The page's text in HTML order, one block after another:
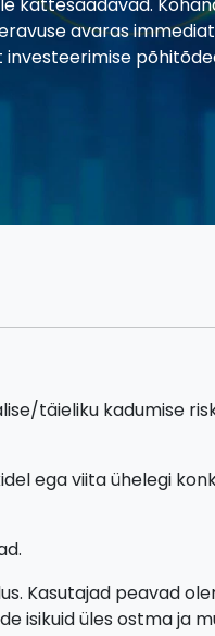
avaras
täieliku kadumise
ega viita ühelegi
Kasutajad peavad
isikuid üles ostma ja